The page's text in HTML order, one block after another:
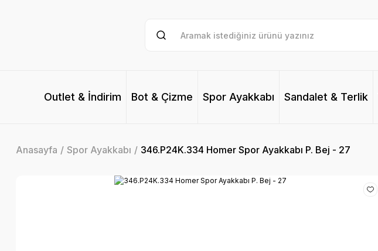
Outlet & İndirim Bot & Çizme Spor Ayakkabı Sandalet & Terlik
Anasayfa Spor Ayakkabı 346.P24K.334 Homer Spor Ayakkabı P. Bej - 27